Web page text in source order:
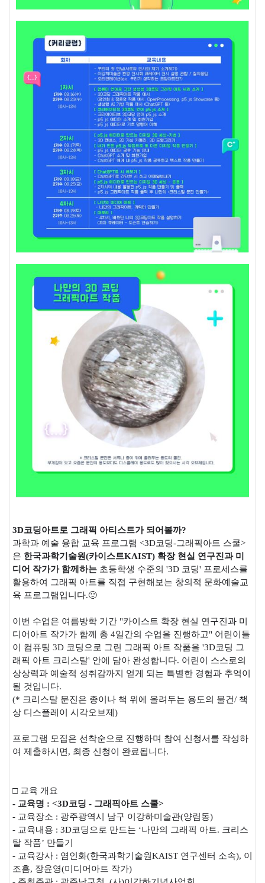
3D코딩아트로 그래픽 아티스트가 되어볼까?
과학과 예술 융합 교육 프로그램 <3D코딩-그래픽아트 스쿨>
은 한국과학기술원(카이스트KAIST) 확장 현실 연구진과 미
디어 작가가 함께하는 초등학생 수준의 '3D 코딩' 프로세스를
활용하여 그래픽 아트를 직접 구현해보는 창의적 문화예술교
육 프로그램입니다.🙂
이번 수업은 여름방학 기간 "카이스트 확장 현실 연구진과 미
디어아트 작가가 함께 총 4일간의 수업을 진행하고" 어린이들
이 컴퓨팅 3D 코딩으로 그린 그래픽 아트 작품을 '3D코딩 그
래픽 아트 크리스탈' 안에 담아 완성합니다. 어린이 스스로의
상상력과 예술적 성취감까지 얻게 되는 특별한 경험과 추억이
될 것입니다.
(* 크리스탈 문진은 종이나 책 위에 올려두는 용도의 물건/ 책
상 디스플레이 시각오브제)
프로그램 모집은 선착순으로 진행하며 참여 신청서를 작성하
여 제출하시면, 최종 신청이 완료됩니다.
□ 교육 개요
- 교육명 : <3D코딩 - 그래픽아트 스쿨>
- 교육장소 : 광주광역시 남구 이강하미술관(양림동)
- 교육내용 : 3D코딩으로 만드는 ‘나만의 그래픽 아트. 크리스
탈 작품’ 만들기
- 교육강사 : 염인화(한국과학기술원KAIST 연구센터 소속), 이
조흠, 장윤영(미디어아트 작가)